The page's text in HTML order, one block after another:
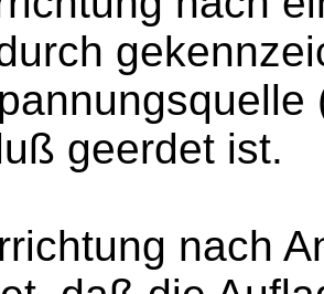
geerdet ist.
nach